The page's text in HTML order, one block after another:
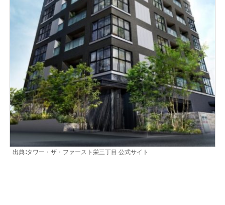
出典∶タワー・ザ・ファースト栄三丁目 公式サイト